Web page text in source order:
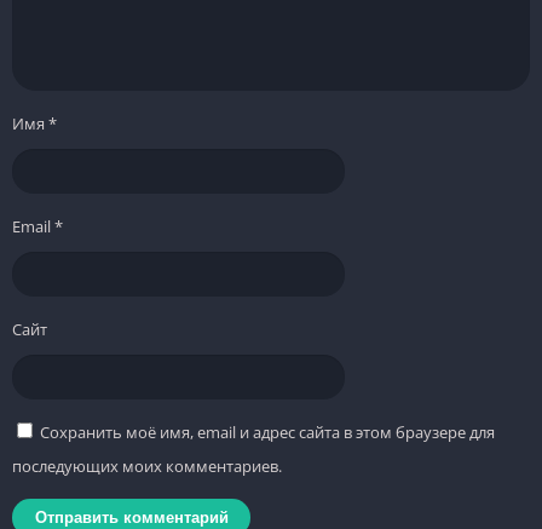
Имя *
Email*
Сайт
Сохранить моё имя, email и адрес сайта в этом браузере для
последующих моих комментариев.